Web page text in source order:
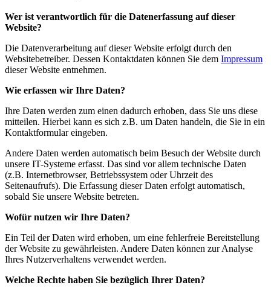
Wer ist verantwortlich für die Datenerfassung auf dieser
Website?
Die Datenverarbeitung auf dieser Website erfolgt durch den
Websitebetreiber. Dessen Kontaktdaten können Sie dem Impressum
dieser Website entnehmen.
Wie erfassen wir Ihre Daten?
Ihre Daten werden zum einen dadurch erhoben, dass Sie uns diese
mitteilen. Hierbei kann es sich z.B. um Daten handeln, die Sie in ein
Kontaktformular eingeben.
Andere Daten werden automatisch beim Besuch der Website durch
unsere IT-Systeme erfasst. Das sind vor allem technische Daten
(z.B. Internetbrowser, Betriebssystem oder Uhrzeit des
Seitenaufrufs). Die Erfassung dieser Daten erfolgt automatisch,
sobald Sie unsere Website betreten.
Wofür nutzen wir Ihre Daten?
Ein Teil der Daten wird erhoben, um eine fehlerfreie Bereitstellung
der Website zu gewährleisten. Andere Daten können zur Analyse
Ihres Nutzerverhaltens verwendet werden.
Welche Rechte haben Sie bezüglich Ihrer Daten?